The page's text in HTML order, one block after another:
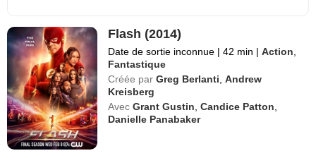
Flash (2014)
Date de sortie inconnue | 42 min | Action
Fantastique
Créée par Greg Berlanti ,Andrew
Kreisberg
Avec Grant Gustin ,Candice Patton
Danielle Panabaker